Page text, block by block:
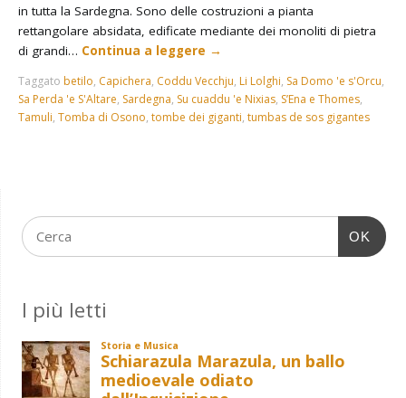
in tutta la Sardegna. Sono delle costruzioni a pianta
rettangolare absidata, edificate mediante dei monoliti di pietra
di grandi… Continua a leggere →
Taggato betilo, Capichera, Coddu Vecchju, Li Lolghi, Sa Domo 'e s'Orcu,
Sa Perda 'e S'Altare, Sardegna, Su cuaddu 'e Nixias, S’Ena e Thomes,
Tamuli,Tomba di Osono,tombe dei giganti,tumbas de sos gigantes
OK
I più letti